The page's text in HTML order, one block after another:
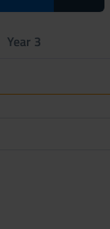
Year 3